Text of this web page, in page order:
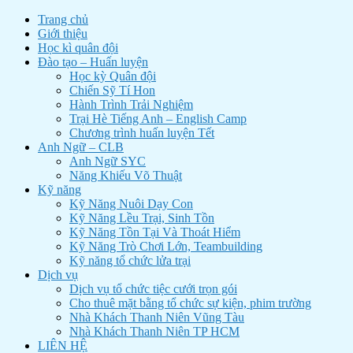
Trang chủ
Giới thiệu
Học kì quân đội
Đào tạo – Huấn luyện
Học kỳ Quân đội
Chiến Sỹ Tí Hon
Hành Trình Trải Nghiệm
Trại Hè Tiếng Anh – English Camp
Chương trình huấn luyện Tết
Anh Ngữ – CLB
Anh Ngữ SYC
Năng Khiếu Võ Thuật
Kỹ năng
Kỹ Năng Nuôi Dạy Con
Kỹ Năng Lều Trại, Sinh Tồn
Kỹ Năng Tồn Tại Và Thoát Hiểm
Kỹ Năng Trò Chơi Lớn, Teambuilding
Kỹ năng tổ chức lửa trại
Dịch vụ
Dịch vụ tổ chức tiệc cưới trọn gói
Cho thuê mặt bằng tổ chức sự kiện, phim trường
Nhà Khách Thanh Niên Vũng Tàu
Nhà Khách Thanh Niên TP HCM
LIÊN HỆ